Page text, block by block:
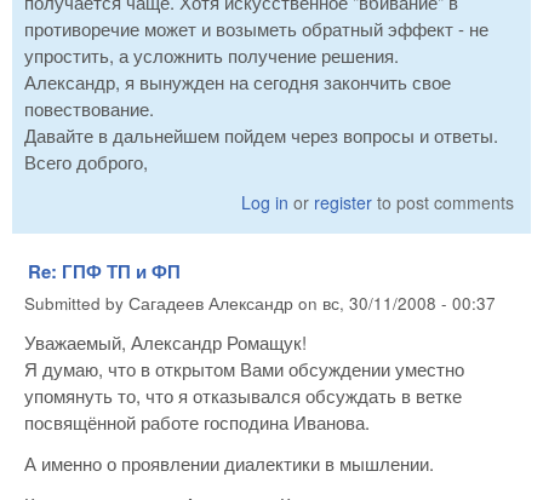
противоречие может и возыметь обратный эффект - не
упростить, а усложнить получение решения.
Александр, я вынужден на сегодня закончить свое
повествование.
Давайте в дальнейшем пойдем через вопросы и ответы.
Всего доброго,
Log in or register to post comments
Re: ГПФ ТП и ФП
Submitted by Сагадеев Александр on вс, 30/11/2008 - 00:37
Уважаемый, Александр Ромащук!
Я думаю, что в открытом Вами обсуждении уместно
упомянуть то, что я отказывался обсуждать в ветке
посвящённой работе господина Иванова.
А именно о проявлении диалектики в мышлении.